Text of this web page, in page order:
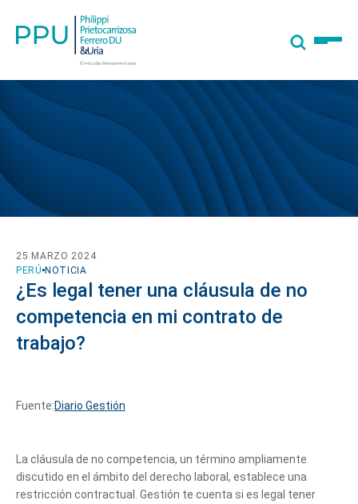
PERÚ NOTICIA
25 MARZO 2024
¿Es legal tener una cláusula de no
competencia en mi contrato de
trabajo?
Fuente:Diario Gestión
La cláusula de no competencia, un término ampliamente
discutido en el ámbito del derecho laboral, establece una
restricción contractual. Gestión te cuenta si es legal tener